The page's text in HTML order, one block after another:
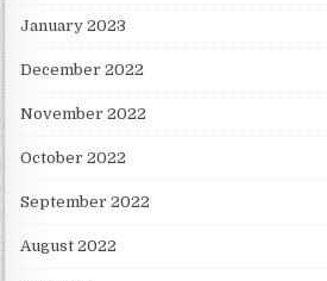
January 2023
December 2022
November 2022
October 2022
September 2022
August 2022